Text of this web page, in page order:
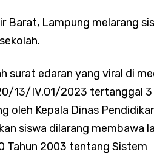
Barat, Lampung melarang
surat edaran yang viral di
13/IV.01/2023 tertanggal 3
oleh Kepala Dinas
siswa dilarang membawa
Tahun 2003 tentang Sistem